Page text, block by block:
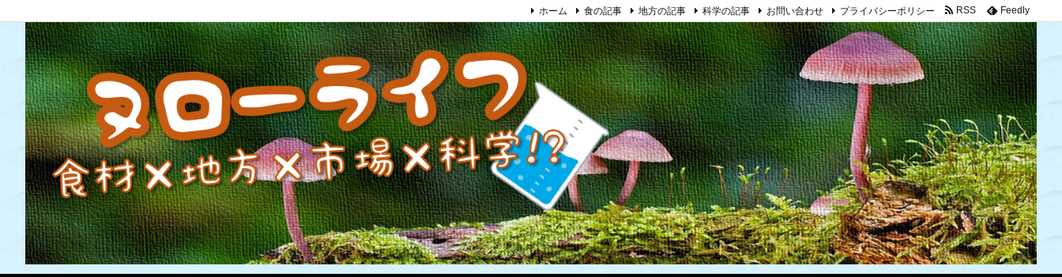
ホーム 食の記事 地方の記事 科学の記事 お問い合わせ プライバシーポリシー RSS Feedly